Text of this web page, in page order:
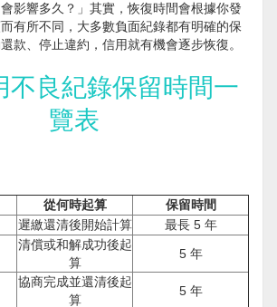
影響多久？」其實，恢復時間會根據你發
有所不同，大多數負面紀錄都有明確的保
款、停止違約，信用就有機會逐步恢復。
不良紀錄保留時間一
覽表
從何時起算
保留時間
遲繳還清後開始計算
最長 5 年
清償或和解成功後起
算
5 年
協商完成並還清後起
算
5 年